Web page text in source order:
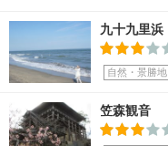
九十九里浜
自然・景勝地
笠森観音